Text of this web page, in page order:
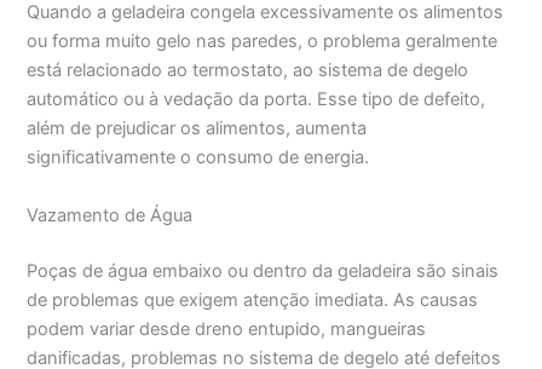
Quando a geladeira congela excessivamente os alimentos
ou forma muito gelo nas paredes, o problema geralmente
está relacionado ao termostato, ao sistema de degelo
automático ou à vedação da porta. Esse tipo de defeito,
além de prejudicar os alimentos, aumenta
significativamente o consumo de energia.
Vazamento de Água
Poças de água embaixo ou dentro da geladeira são sinais
de problemas que exigem atenção imediata. As causas
podem variar desde dreno entupido, mangueiras
danificadas, problemas no sistema de degelo até defeitos